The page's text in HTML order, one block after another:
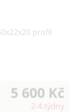
5 600 Kč
2-4.týdny